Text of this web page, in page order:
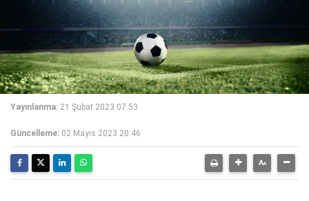
Yayınlanma: 21 Şubat 2023 07:53
Güncelleme: 02 Mayıs 2023 20:46